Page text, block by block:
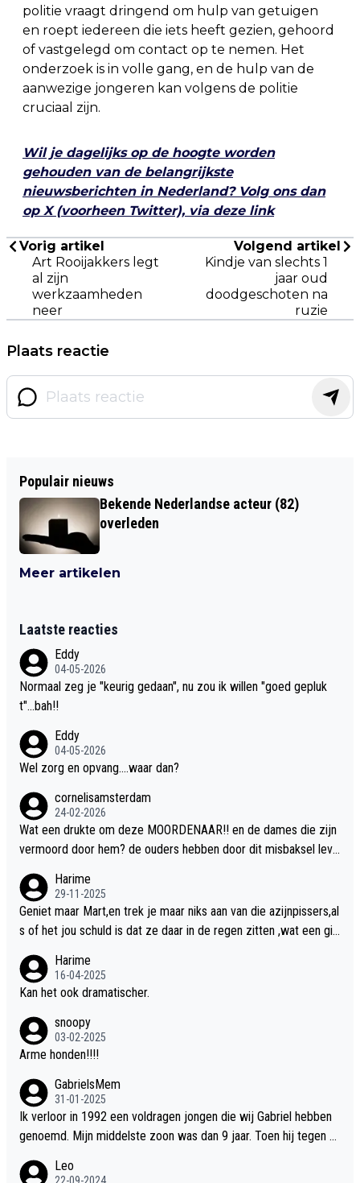
politie vraagt dringend om hulp van getuigen
en roept iedereen die iets heeft gezien, gehoord
of vastgelegd om contact op te nemen. Het
onderzoek is in volle gang, en de hulp van de
aanwezige jongeren kan volgens de politie
cruciaal zijn.
Wil je dagelijks op de hoogte worden
gehouden van de belangrijkste
nieuwsberichten in Nederland? Volg ons dan
op X (voorheen Twitter), via deze link
Vorig artikel
Art Rooijakkers legt
al zijn
werkzaamheden
neer
Volgend artikel
Kindje van slechts 1
jaar oud
doodgeschoten na
ruzie
Plaats reactie
Populair nieuws
Bekende Nederlandse acteur (82)
overleden
Meer artikelen
Laatste reacties
Eddy
04-05-2026
Normaal zeg je "keurig gedaan", nu zou ik willen "goed gepluk
t"...bah!!
Eddy
04-05-2026
Wel zorg en opvang....waar dan?
cornelisamsterdam
24-02-2026
Wat een drukte om deze MOORDENAAR!! en de dames die zijn
vermoord door hem? de ouders hebben door dit misbaksel leve
t!!
Harime
29-11-2025
Geniet maar Mart,en trek je maar niks aan van die azijnpissers,al
s of het jou schuld is dat ze daar in de regen zitten ,wat een gill
Harime
16-04-2025
Kan het ook dramatischer.
snoopy
03-02-2025
Arme honden!!!!
GabrielsMem
31-01-2025
Ik verloor in 1992 een voldragen jongen die wij Gabriel hebben
genoemd. Mijn middelste zoon was dan 9 jaar. Toen hij tegen d
verteld in Groningen. Ik gun Anouk en Douwe Bob hun rouw verd
Leo
22-09-2024